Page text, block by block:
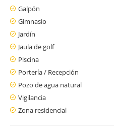
Galpón
Gimnasio
Jardín
Jaula de golf
Piscina
Portería / Recepción
Pozo de agua natural
Vigilancia
Zona residencial